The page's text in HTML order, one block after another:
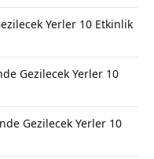
Yerler 10 Etkinlik
Gezilecek Yerler 10
Gezilecek Yerler 10